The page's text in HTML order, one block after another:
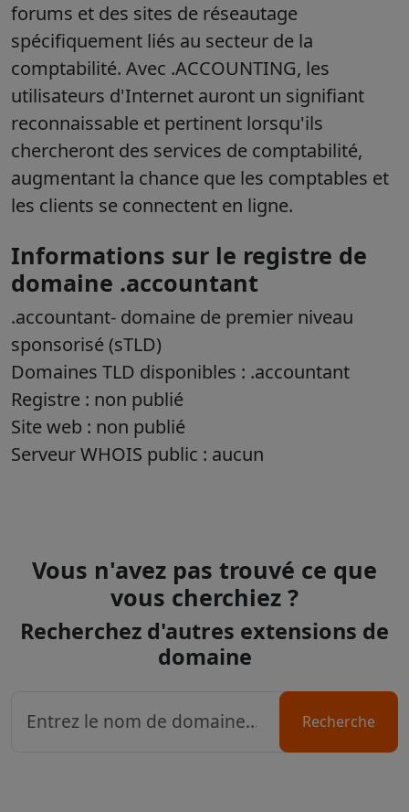
forums et des sites de réseautage
spécifiquement liés au secteur de la
comptabilité. Avec .ACCOUNTING, les
utilisateurs d'Internet auront un signifiant
reconnaissable et pertinent lorsqu'ils
chercheront des services de comptabilité,
augmentant la chance que les comptables et
les clients se connectent en ligne.
Informations sur le registre de
domaine .accountant
.accountant- domaine de premier niveau
sponsorisé (sTLD)
Domaines TLD disponibles : .accountant
Registre : non publié
Site web : non publié
Serveur WHOIS public : aucun
Vous n'avez pas trouvé ce que
vous cherchiez ?
Recherchez d'autres extensions de
domaine
Recherche